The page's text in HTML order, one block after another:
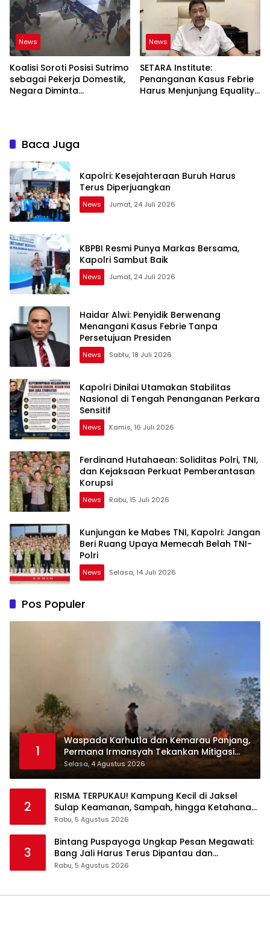
News
Koalisi Soroti Posisi Sutrimo
sebagai Pekerja Domestik,
Negara Diminta
News
SETARA Institute:
Penanganan Kasus Febrie
Harus Menjunjung Equality
Baca Juga
Kapolri: Kesejahteraan Buruh Harus
Terus Diperjuangkan
News Jumat, 24 Juli 2026
KBPBI Resmi Punya Markas Bersama,
Kapolri Sambut Baik
News Jumat, 24 Juli 2026
Haidar Alwi: Penyidik Berwenang
Menangani Kasus Febrie Tanpa
Persetujuan Presiden
News Sabtu, 18 Juli 2026
Kapolri Dinilai Utamakan Stabilitas
Nasional di Tengah Penanganan Perkara
Sensitif
News Kamis, 16 Juli 2026
Ferdinand Hutahaean: Soliditas Polri, TNI,
dan Kejaksaan Perkuat Pemberantasan
Korupsi
News Rabu, 15 Juli 2026
Kunjungan ke Mabes TNI, Kapolri: Jangan
Beri Ruang Upaya Memecah Belah TNI-
Polri
News Selasa, 14 Juli 2026
Pos Populer
1
Waspada Karhutla dan Kemarau Panjang,
Permana Irmansyah Tekankan Mitigasi
Berbasis Komunitas
Selasa, 4 Agustus 2026
2
RISMA TERPUKAU! Kampung Kecil di Jaksel
Sulap Keamanan, Sampah, hingga Ketahanan
Pangan Jadi Satu Sistem
Rabu, 5 Agustus 2026
3
Bintang Puspayoga Ungkap Pesan Megawati:
Bang Jali Harus Terus Dipantau dan
Dikembangkan
Rabu, 5 Agustus 2026